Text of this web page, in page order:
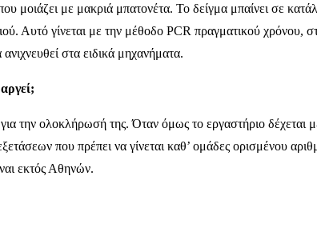
με μακριά μπατονέτα. Το δείγμα μπαίνει σε
Αυτό γίνεται με την μέθοδο PCR πραγματικού χρόνου,
στα ειδικά μηχανήματα.
την ολοκλήρωσή της. Όταν όμως το εργαστήριο δέχεται
που πρέπει να γίνεται καθ’ ομάδες ορισμένου
εκτός Αθηνών.